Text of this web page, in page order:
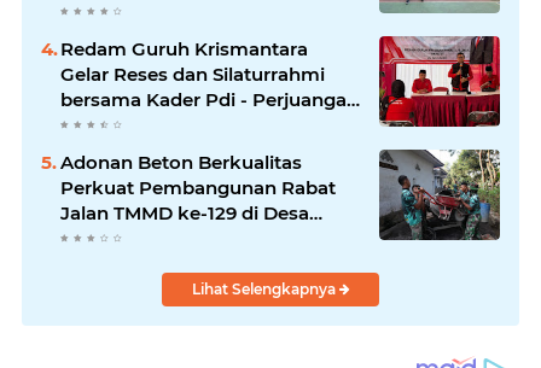
Redam Guruh Krismantara
Gelar Reses dan Silaturrahmi
bersama Kader Pdi - Perjuangan
Se -Kecamatan Lawang.
Adonan Beton Berkualitas
Perkuat Pembangunan Rabat
Jalan TMMD ke-129 di Desa
Ledoktempuro
Lihat Selengkapnya